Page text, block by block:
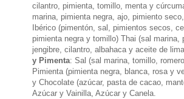
cilantro, pimienta, tomillo, menta y
marina, pimienta negra, ajo, pimiento
Ibérico (pimentón, sal, pimientos secos,
pimienta negra y tomillo) Thai (sal marina,
jengibre, cilantro, albahaca y aceite de
y Pimenta: Sal (sal marina, tomillo,
Pimienta (pimienta negra, blanca, rosa y
y Chocolate (azúcar, pasta de cacao,
Azúcar y Vainilla, Azúcar y Canela.